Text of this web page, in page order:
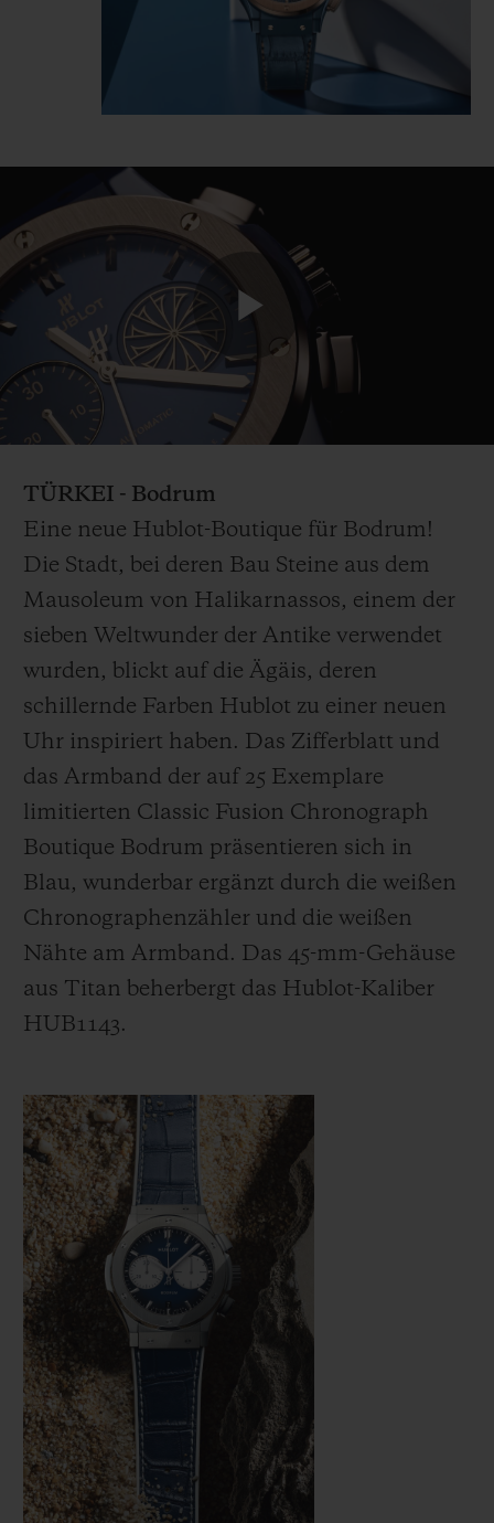
Play
TÜRKEI - Bodrum
Eine neue Hublot-Boutique für Bodrum!
Die Stadt, bei deren Bau Steine aus dem
Mausoleum von Halikarnassos, einem der
sieben Weltwunder der Antike verwendet
wurden, blickt auf die Ägäis, deren
schillernde Farben Hublot zu einer neuen
Uhr inspiriert haben. Das Zifferblatt und
das Armband der auf 25 Exemplare
limitierten Classic Fusion Chronograph
Boutique Bodrum präsentieren sich in
Blau, wunderbar ergänzt durch die weißen
Chronographenzähler und die weißen
Nähte am Armband. Das 45-mm-Gehäuse
aus Titan beherbergt das Hublot-Kaliber
HUB1143.